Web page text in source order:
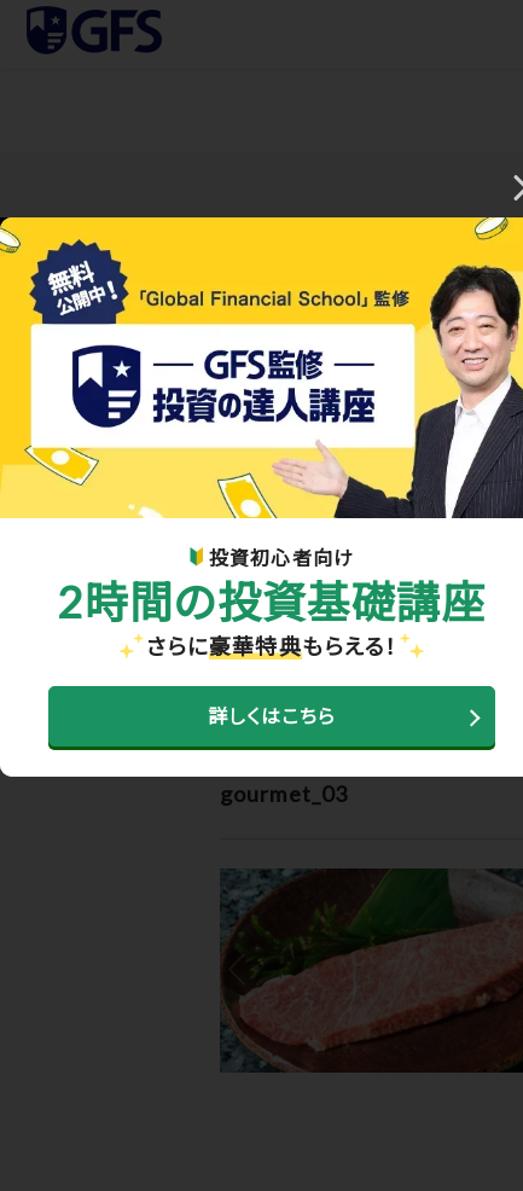
投資初心者向け
2時間の投資基礎講座
さらに豪華特典もらえる！
詳しくはこちら
ホーム>お知らせ・メディア実績> gourmet_03
2021.02.19
gourmet_03